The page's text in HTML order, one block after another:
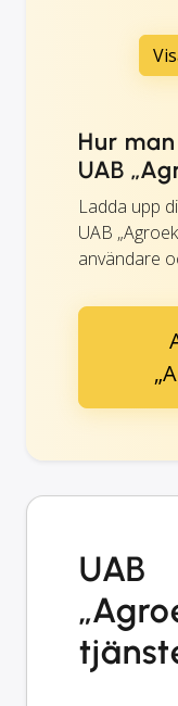
Hur
UAB
Ladda upp
UAB
användare
UAB